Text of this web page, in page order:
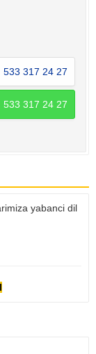
533 317 24 27
533 317 24 27
yabanci dil